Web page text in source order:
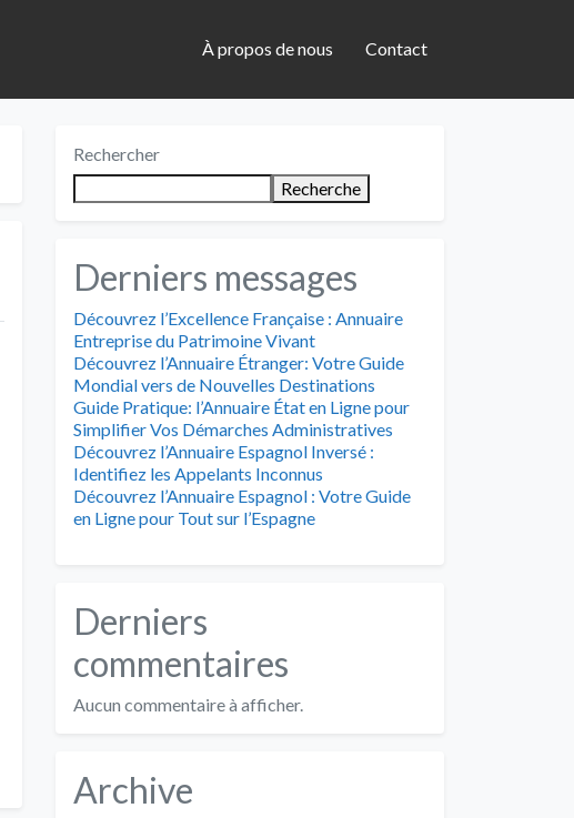
À propos de nous Contact
Rechercher
Recherche
Derniers messages
Découvrez l’Excellence Française : Annuaire
Entreprise du Patrimoine Vivant
Découvrez l’Annuaire Étranger: Votre Guide
Mondial vers de Nouvelles Destinations
Guide Pratique: l’Annuaire État en Ligne pour
Simplifier Vos Démarches Administratives
Découvrez l’Annuaire Espagnol Inversé :
Identifiez les Appelants Inconnus
Découvrez l’Annuaire Espagnol : Votre Guide
en Ligne pour Tout sur l’Espagne
Derniers
commentaires
Aucun commentaire à afficher.
Archive